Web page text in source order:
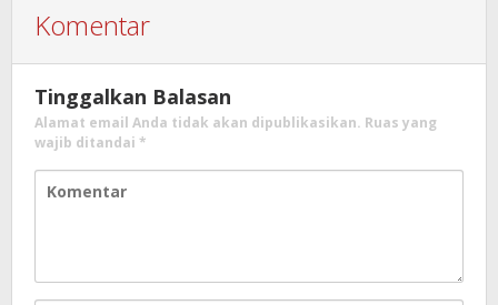
Komentar
Tinggalkan Balasan
Alamat email Anda tidak akan dipublikasikan. Ruas yang
wajib ditandai *